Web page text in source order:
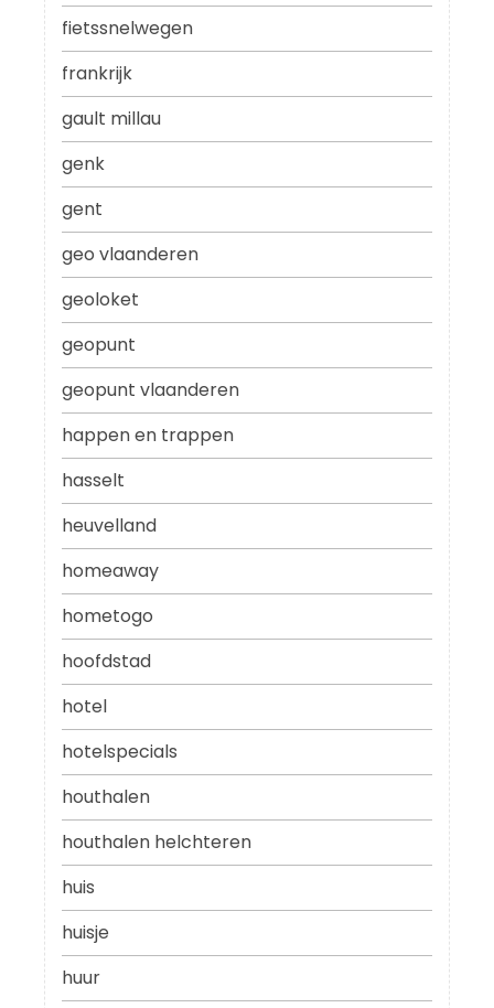
fietssnelwegen
frankrijk
gault millau
genk
gent
geo vlaanderen
geoloket
geopunt
geopunt vlaanderen
happen en trappen
hasselt
heuvelland
homeaway
hometogo
hoofdstad
hotel
hotelspecials
houthalen
houthalen helchteren
huis
huisje
huur